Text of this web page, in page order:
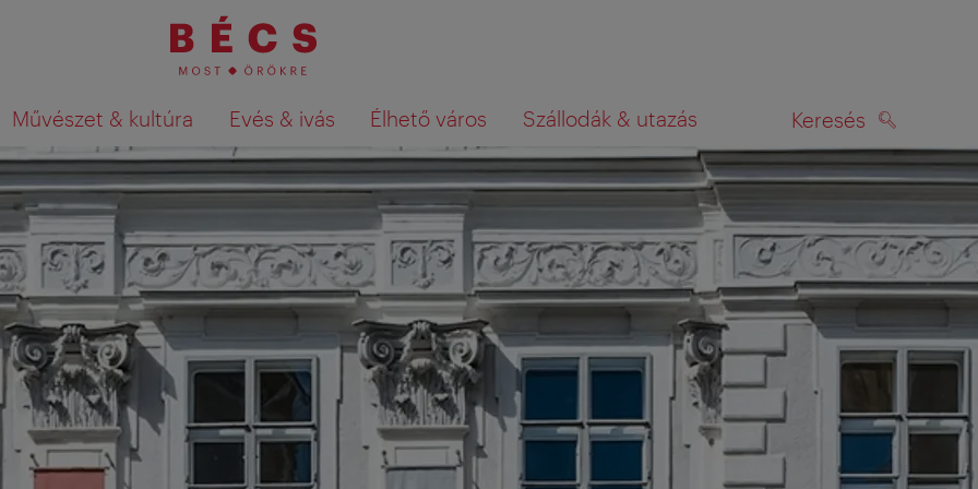
Művészet & kultúra Evés & ivás Élhető város Szállodák & utazás Keresés
Keresési találatok megjelenítése a térképen KERESÉS